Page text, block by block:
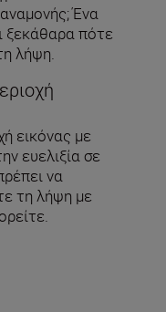
Ένα
ξεκάθαρα πότε
λήψη.
εικόνας με
ευελιξία σε
να
τη λήψη με